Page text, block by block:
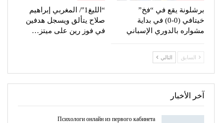
برشلونة يقع في “فخ”
خيتافي (0-0) في بداية
مشواره بالدوري الإسباني
“الليغ1″/ المغربي إبراهيم
صلاح يتألق ويسجل هدفين
في فوز رين على ميتز…
السابق التالي
آخر الأخبار
Психологи онлайн из первого кабинета